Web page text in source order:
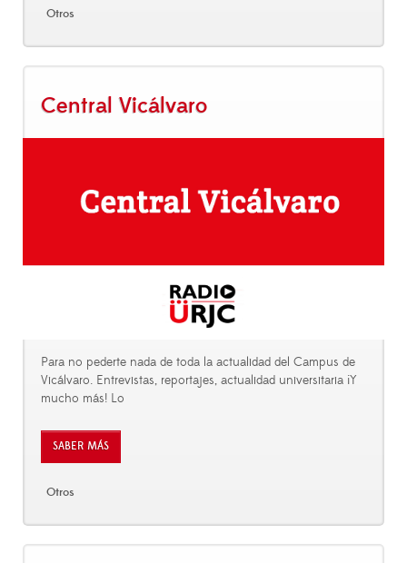
Otros
Central Vicálvaro
Para no pederte nada de toda la actualidad del Campus de
Vicálvaro. Entrevistas, reportajes, actualidad universitaria ¡Y
mucho más! Lo
SABER MÁS
Otros